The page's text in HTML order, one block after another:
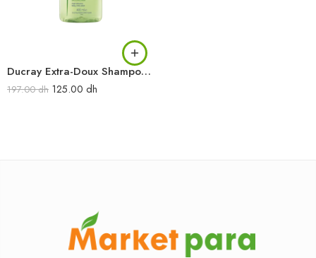
Ducray Extra-Doux Shampooing dermo-protecteur 400 ml
197.00dh 125.00 dh